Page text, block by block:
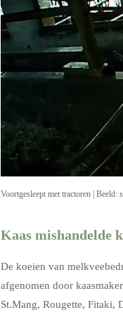
Voortgesleept met tractoren |
Kaas mishandelde
De koeien van
afgenomen door kaasmaker
St.Mang, Rougette, Fitaki,